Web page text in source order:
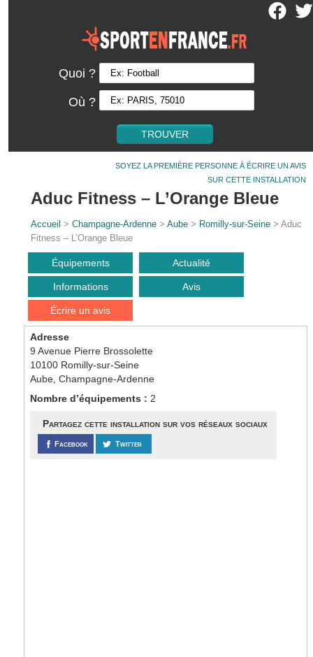
Quoi ?
Où ?
SOYEZ LA PREMIÈRE PERSONNE À ÉCRIRE UN AVIS
SUR CETTE INSTALLATION
Aduc Fitness – L’Orange Bleue
Accueil >Champagne-Ardenne >Aube > Romilly-sur-Seine > Aduc
Fitness – L’Orange Bleue
Équipements Actualité
Informations Avis
Écrire un avis
Adresse
9 Avenue Pierre Brossolette
10100 Romilly-sur-Seine
Aube, Champagne-Ardenne
Nombre d’équipements : 2
Partagez cette installation sur vos réseaux sociaux
Facebook Twitter